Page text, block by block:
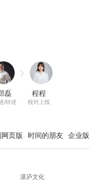
磊
/转述
程程
校对上线
页版 时间的朋友 企业版
湛庐文化